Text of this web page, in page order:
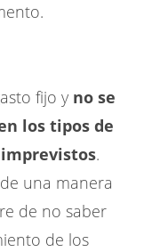
fijo y no se
los tipos de
.
una manera
de no saber
de los